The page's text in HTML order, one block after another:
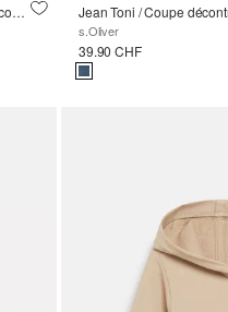
Pantalon baggy en velours côtelé doux, coupe décontractée, avec bandeau logo
s.Oliver
39.90 CHF